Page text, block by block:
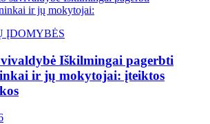
ĮDOMYBĖS
Iškilmingai pagerbti
ir jų mokytojai: įteiktos